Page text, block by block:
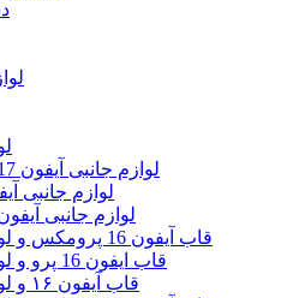
لوازم جانبی آیفون 17 پرومکس
لوازم جانبی آیفون
لوازم جانبی آیفون 17
قاب آیفون 16 پرومکس و لوازم جانبی
قاب ایفون 16 پرو و لوازم جانبی
قاب آیفون ۱۶ و لوازم جانبی